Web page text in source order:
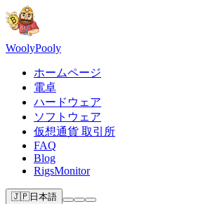
WoolyPooly
ホームページ
電卓
ハードウェア
ソフトウェア
仮想通貨 取引所
FAQ
Blog
RigsMonitor
🇯🇵日本語